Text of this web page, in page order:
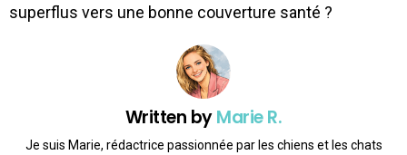
superflus vers une bonne couverture santé ?
Written byMarie R.
Je suis Marie, rédactrice passionnée par les chiens et les chats